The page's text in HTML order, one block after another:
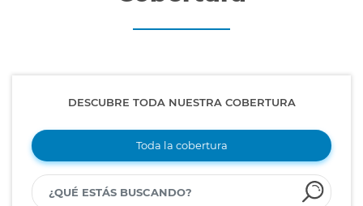
DESCUBRE TODA NUESTRA COBERTURA
Toda la cobertura